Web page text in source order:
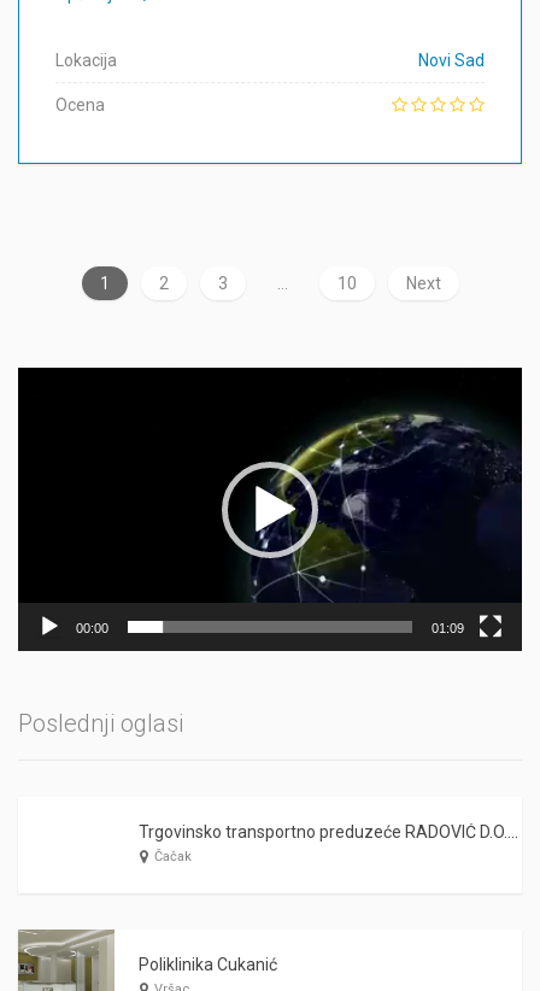
Lokacija Novi Sad
Ocena
1 2 3 10 Next
00:00 01:09
Poslednji oglasi
Čačak
Poliklinika Cukanić